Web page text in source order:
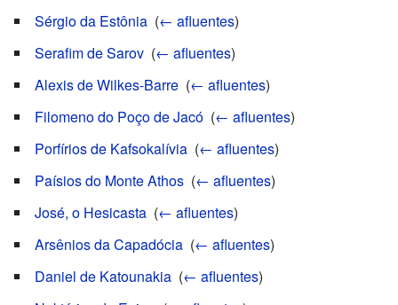
Sérgio da Estônia (← afluentes)
Serafim de Sarov (← afluentes)
Alexis de Wilkes-Barre (← afluentes)
Filomeno do Poço de Jacó (← afluentes)
Porfírios de Kafsokalívia (← afluentes)
Paísios do Monte Athos (← afluentes)
José, o Hesicasta (← afluentes)
Arsênios da Capadócia (← afluentes)
Daniel de Katounakia (← afluentes)